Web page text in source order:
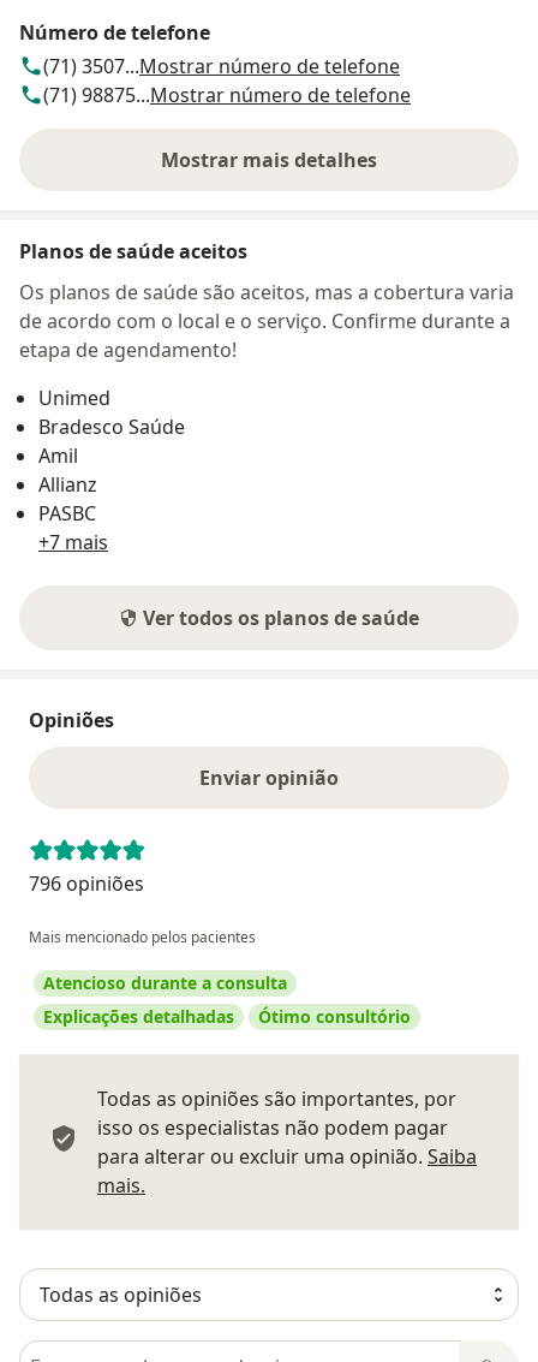
Número de telefone
(71) 3507...Mostrar número de telefone
(71) 98875...Mostrar número de telefone
Mostrar mais detalhes
sobre o endereço
Planos de saúde aceitos
Os planos de saúde são aceitos, mas a cobertura varia
de acordo com o local e o serviço. Confirme durante a
etapa de agendamento!
Unimed
Bradesco Saúde
Amil
Allianz
PASBC
+7 mais
Ver todos os planos de saúde
Opiniões
Enviar opinião
796 opiniões
Mais mencionado pelos pacientes
Atencioso durante a consulta
Explicações detalhadas
Ótimo consultório
Todas as opiniões são importantes, por
isso os especialistas não podem pagar
para alterar ou excluir uma opinião. Saiba
mais.
Pesquisar em opiniões